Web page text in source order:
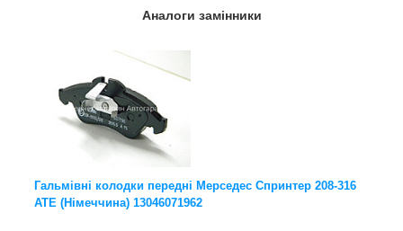
Аналоги замінники
Гальмівні колодки передні Мерседес Спринтер 208-316
ATE (Німеччина) 13046071962